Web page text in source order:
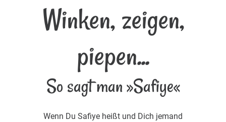
Winken, zeigen,
piepen...
So sagt man »Safiye«
Wenn Du Safiye heißt und Dich jemand